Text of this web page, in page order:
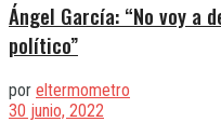
Ángel García: “No voy a
político”
por eltermometro
30 junio, 2022